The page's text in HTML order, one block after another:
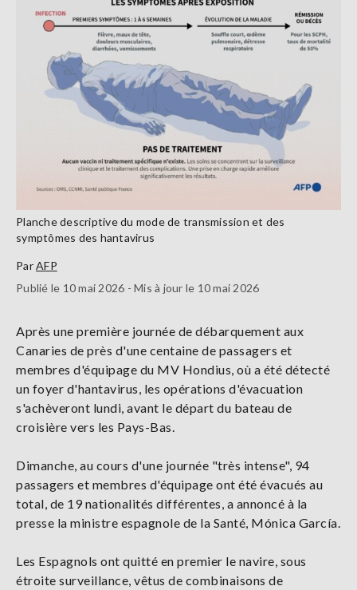
Planche descriptive du mode de transmission et des
symptômes des hantavirus
ParAFP
Publié le 10 mai 2026 - Mis à jour le 10 mai 2026
Après une première journée de débarquement aux
Canaries de près d'une centaine de passagers et
membres d'équipage du MV Hondius, où a été détecté
un foyer d'hantavirus, les opérations d'évacuation
s'achèveront lundi, avant le départ du bateau de
croisière vers les Pays-Bas.
Dimanche, au cours d'une journée "très intense", 94
passagers et membres d'équipage ont été évacués au
total, de 19 nationalités différentes, a annoncé à la
presse la ministre espagnole de la Santé, Mónica García.
Les Espagnols ont quitté en premier le navire, sous
étroite surveillance, vêtus de combinaisons de